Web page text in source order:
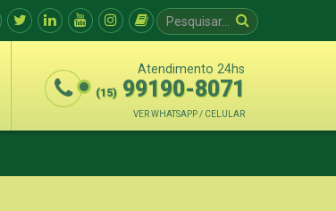
Atendimento 24hs
(15) 99190-8071
VER WHATSAPP / CELULAR